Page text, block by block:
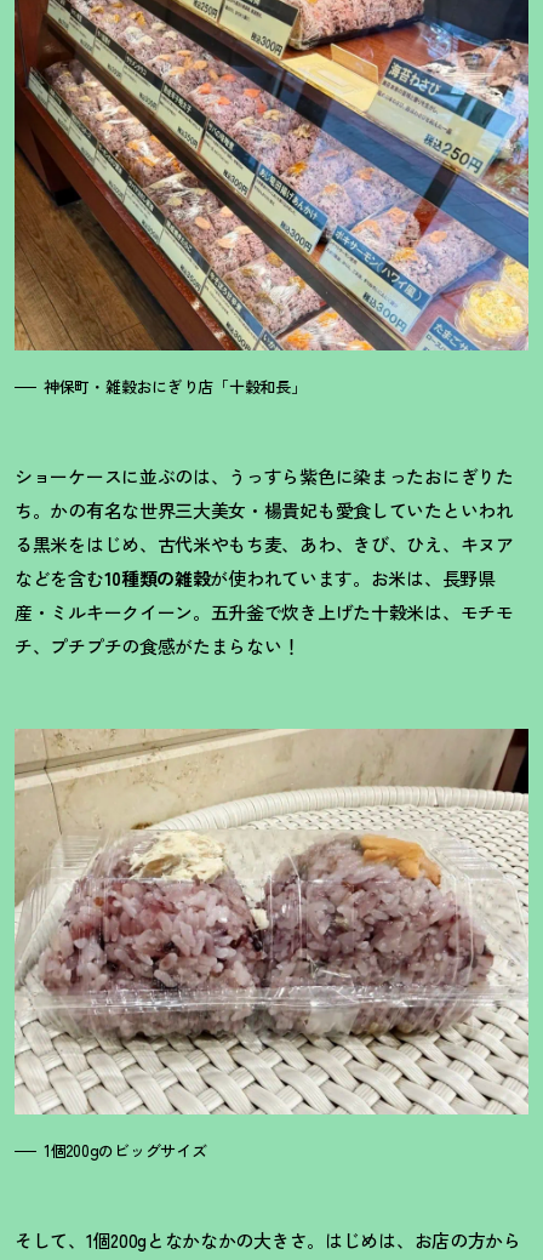
神保町・雑穀おにぎり店「十穀和長」
ショーケースに並ぶのは、うっすら紫色に染まったおにぎりた
ち。かの有名な世界三大美女・楊貴妃も愛食していたといわれ
る黒米をはじめ、古代米やもち麦、あわ、きび、ひえ、キヌア
などを含む10種類の雑穀が使われています。お米は、長野県
産・ミルキークイーン。五升釜で炊き上げた十穀米は、モチモ
チ、プチプチの食感がたまらない ！
1個200gのビッグサイズ
そして、1個200gとなかなかの大きさ。はじめは、お店の方から